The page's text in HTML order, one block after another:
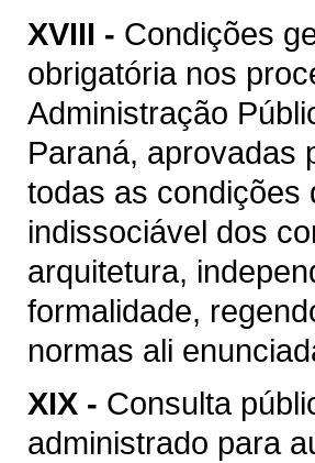
XVIII - Condições
obrigatória nos
Administração
Paraná, aprovadas
todas as condições
indissociável dos
arquitetura,
formalidade,
normas ali
XIX - Consulta
administrado para